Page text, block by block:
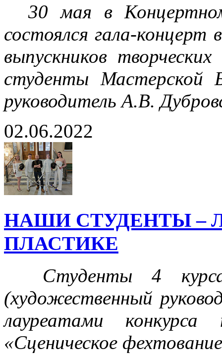
30 мая в
состоялся гала-концерт
выпускников
студенты Мастерской
руководитель А.В.
02.06.2022
НАШИ СТУДЕНТЫ –
ПЛАСТИКЕ
Студенты 4 курса
(художественный
лауреатами
«Сценическое